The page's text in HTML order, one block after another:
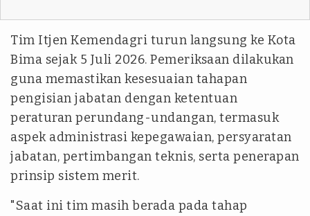
Tim Itjen Kemendagri turun langsung ke Kota
Bima sejak 5 Juli 2026. Pemeriksaan dilakukan
guna memastikan kesesuaian tahapan
pengisian jabatan dengan ketentuan
peraturan perundang-undangan, termasuk
aspek administrasi kepegawaian, persyaratan
jabatan, pertimbangan teknis, serta penerapan
prinsip sistem merit.
"Saat ini tim masih berada pada tahap